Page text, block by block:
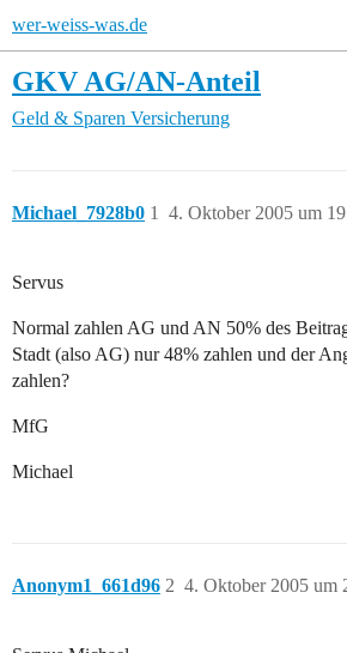
wer-weiss-was.de
GKV AG/AN-Anteil
Geld & Sparen Versicherung
Michael_7928b0 4. Oktober 2005 um
1
Servus
Normal zahlen AG und AN 50% des
Stadt (also AG) nur 48% zahlen und der
zahlen?
MfG
Michael
Anonym1_661d96 4. Oktober 2005 um
2